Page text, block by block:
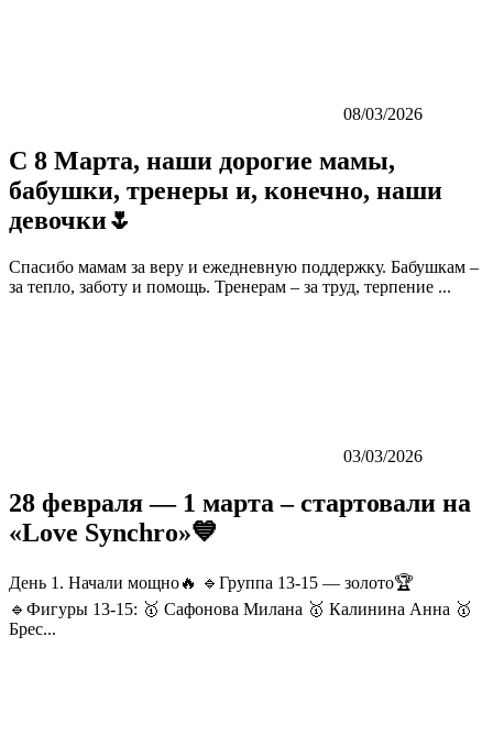
08/03/2026
С 8 Марта, наши дорогие мамы,
бабушки, тренеры и, конечно, наши
девочки🌷
Спасибо мамам за веру и ежедневную поддержку. Бабушкам –
за тепло, заботу и помощь. Тренерам – за труд, терпение ...
03/03/2026
28 февраля — 1 марта – стартовали на
«Love Synchro»💙
День 1. Начали мощно🔥 🔹Группа 13-15 — золото🏆
🔹Фигуры 13-15: 🥇 Сафонова Милана 🥇 Калинина Анна 🥇
Брес...